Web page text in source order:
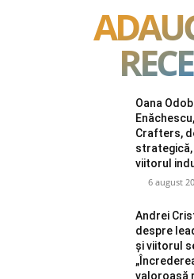
Oana
Crafters,
viitorul
6 august
Andrei
despre
și viitorul
valoroasă